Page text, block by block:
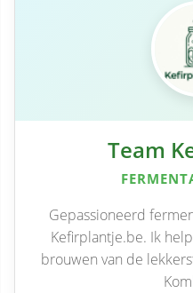
Team
Gepassioneerd
Kefirplantje.be. Ik
brouwen van de